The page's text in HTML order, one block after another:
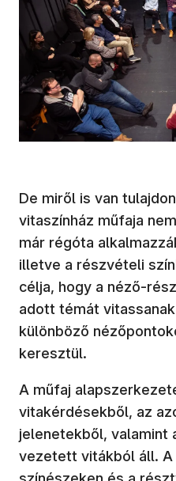
De miről is van
vitaszínház műfaja
már régóta
illetve a részvételi
célja, hogy a néző-
adott témát
különböző
keresztül.
A műfaj
vitakérdésekből, az
jelenetekből, valamint
vezetett vitákból áll.